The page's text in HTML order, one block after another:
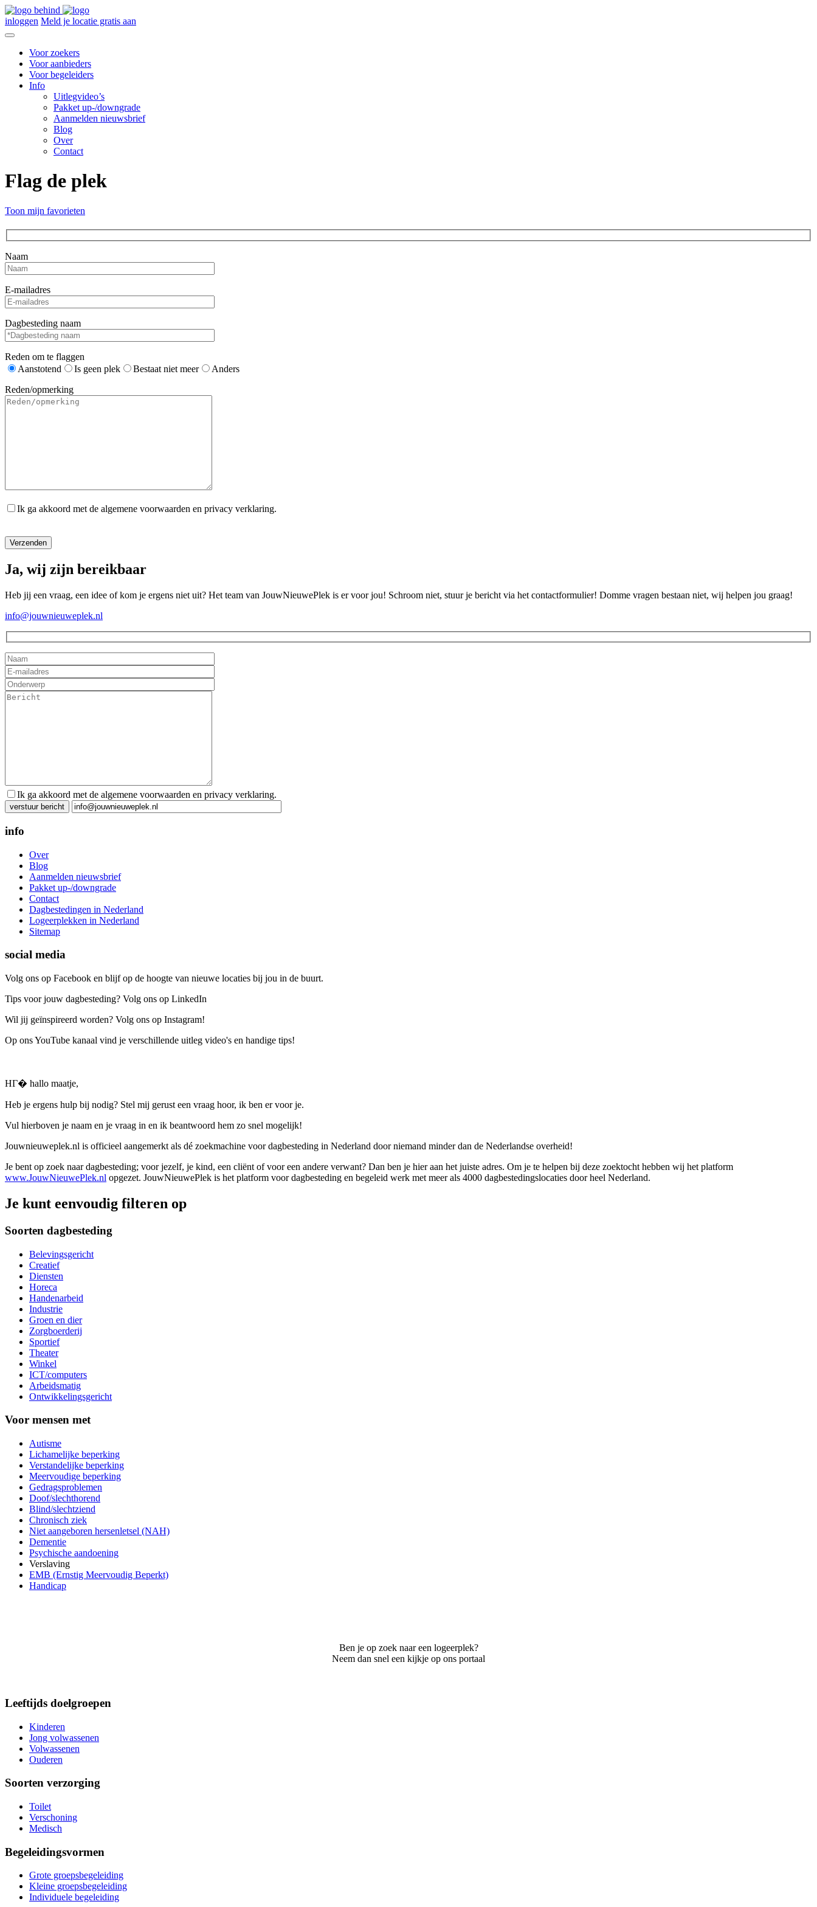
inloggen Meld je locatie gratis aan
Voor zoekers
Voor aanbieders
Voor begeleiders
Info
Uitlegvideo’s
Pakket up-/downgrade
Aanmelden nieuwsbrief
Blog
Over
Contact
Flag de plek
Toon mijn favorieten
Naam
E-mailadres
Dagbesteding naam
Reden om te flaggen
Aanstotend
Is geen plek Bestaat niet meer
Anders
Reden/opmerking
Ik ga akkoord met de algemene voorwaarden en privacy verklaring.
Ja, wij zijn bereikbaar
Heb jij een vraag, een idee of kom je ergens niet uit? Het team van JouwNieuwePlek is er voor jou! Schroom niet, stuur je bericht via het contactformulier! Domme vragen bestaan niet, wij helpen jou graag!
info@jouwnieuweplek.nl
Ik ga akkoord met de algemene voorwaarden en privacy verklaring.
Gelieve dit veld leeg te laten.
info
Over
Blog
Aanmelden nieuwsbrief
Pakket up-/downgrade
Contact
Dagbestedingen in Nederland
Logeerplekken in Nederland
Sitemap
social media
Volg ons op Facebook en blijf op de hoogte van nieuwe locaties bij jou in de buurt.
Tips voor jouw dagbesteding? Volg ons op LinkedIn
Wil jij geïnspireerd worden? Volg ons op Instagram!
Op ons YouTube kanaal vind je verschillende uitleg video's en handige tips!
HГ� hallo maatje,
Heb je ergens hulp bij nodig? Stel mij gerust een vraag hoor, ik ben er voor je.
Vul hierboven je naam en je vraag in en ik beantwoord hem zo snel mogelijk!
Jouwnieuweplek.nl is officieel aangemerkt als dé zoekmachine voor dagbesteding in Nederland door niemand minder dan de Nederlandse overheid!
Je bent op zoek naar dagbesteding; voor jezelf, je kind, een cliënt of voor een andere verwant? Dan ben je hier aan het juiste adres. Om je te helpen bij deze zoektocht hebben wij het platform
www.JouwNieuwePlek.nl opgezet. JouwNieuwePlek is het platform voor dagbesteding en begeleid werk met meer als 4000 dagbestedingslocaties door heel Nederland.
Je kunt eenvoudig filteren op
Soorten dagbesteding
Belevingsgericht
Creatief
Diensten
Horeca
Handenarbeid
Industrie
Groen en dier
Zorgboerderij
Sportief
Theater
Winkel
ICT/computers
Arbeidsmatig
Ontwikkelingsgericht
Voor mensen met
Autisme
Lichamelijke beperking
Verstandelijke beperking
Meervoudige beperking
Gedragsproblemen
Doof/slechthorend
Blind/slechtziend
Chronisch ziek
Niet aangeboren hersenletsel (NAH)
Dementie
Psychische aandoening
Verslaving
EMB (Ernstig Meervoudig Beperkt)
Handicap
Ben je op zoek naar een logeerplek?
Neem dan snel een kijkje op ons portaal
Leeftijds doelgroepen
Kinderen
Jong volwassenen
Volwassenen
Ouderen
Soorten verzorging
Toilet
Verschoning
Medisch
Begeleidingsvormen
Grote groepsbegeleiding
Kleine groepsbegeleiding
Individuele begeleiding